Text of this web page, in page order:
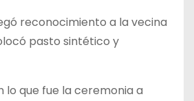
reconocimiento a la vecina
pasto sintético y
lo que fue la ceremonia a